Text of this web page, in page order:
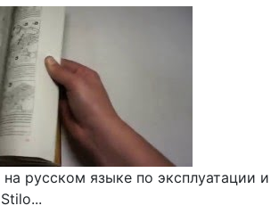
русском языке по эксплуатации и